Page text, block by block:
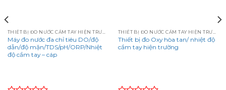
Máy đo nước đa chỉ tiêu DO/độ
dẫn/độ mặn/TDS/pH/ORP/Nhiệt
độ cầm tay – cáp
Thiết bị đo Oxy hòa tan/ nhiệt độ
cầm tay hiện trường